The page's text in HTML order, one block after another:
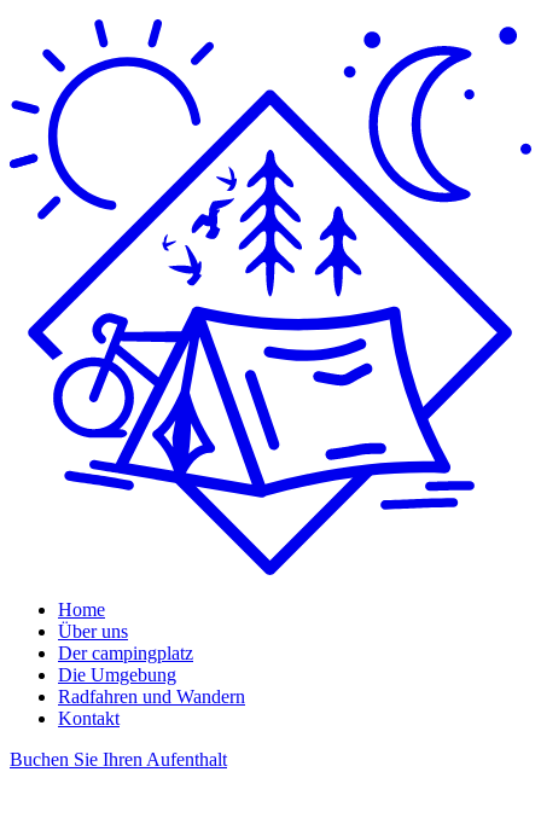
Home
Über uns
Der campingplatz
Die Umgebung
Radfahren und Wandern
Kontakt
Buchen Sie Ihren Aufenthalt